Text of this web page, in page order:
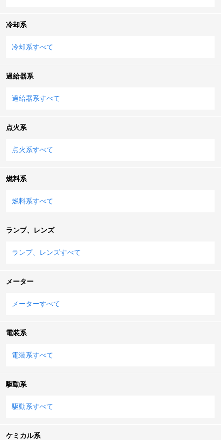
冷却系
冷却系すべて
過給器系
過給器系すべて
点火系
点火系すべて
燃料系
燃料系すべて
ランプ、レンズ
ランプ、レンズすべて
メーター
メーターすべて
電装系
電装系すべて
駆動系
駆動系すべて
ケミカル系